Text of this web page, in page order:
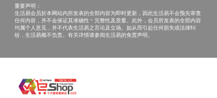
$400 丰泽电子礼券
嗜碱性粒细胞
嗜酸性粒细胞
红细胞平均血红素
单核白血球计数
中性粒细胞
重要声明：
生活易会员於本网站内所发表的全部内容为即时更新，因此生活易不会预先审查
任何内容，并不会保证其准确性丶完整性及质量。此外，会员所发表的全部内容
均属个人意见，并不代表生活易之言论及立场。如从而引起任何损失或法律纠
纷，生活易概不负责。有关详情请参阅生活易的免责声明。